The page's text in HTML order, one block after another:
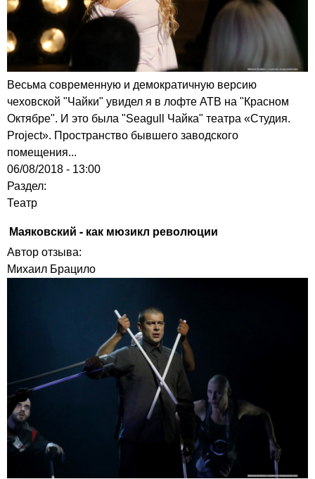
Весьма современную и демократичную версию
чеховской "Чайки" увидел я в лофте АТВ на "Красном
Октябре". И это была "Seagull Чайка" театра «Студия.
Project». Пространство бывшего заводского
помещения...
06/08/2018 - 13:00
Раздел:
Театр
Маяковский - как мюзикл революции
Автор отзыва:
Михаил Брацило